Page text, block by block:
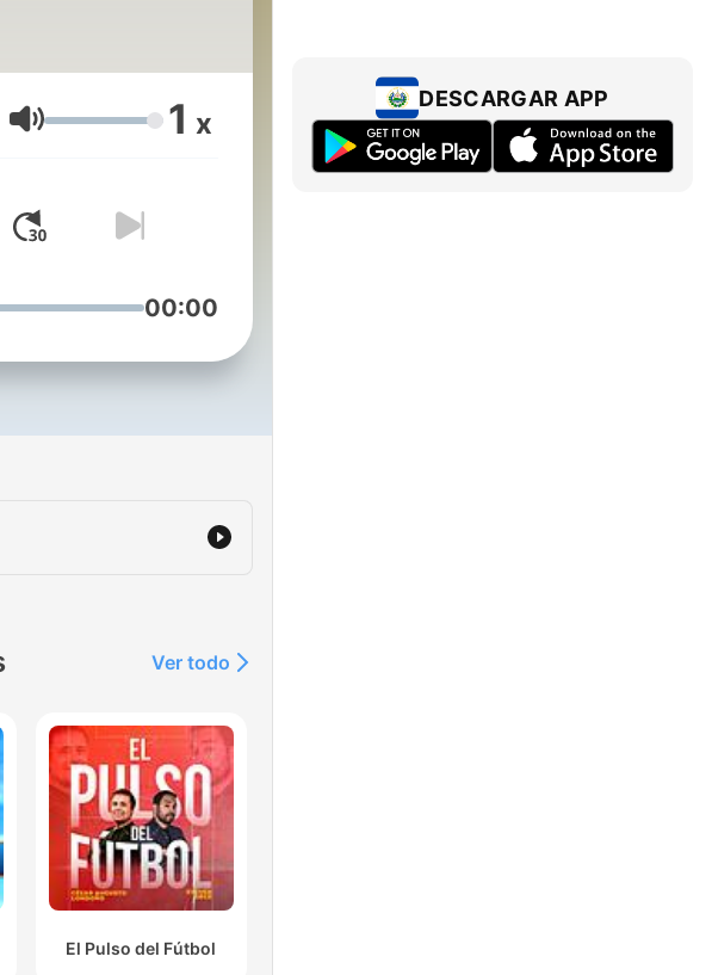
Volumen 1 x
00:00
Ver todo
El Pulso del Fútbol
DESCARGAR APP